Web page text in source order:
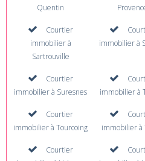
Quentin
Courtier
immobilier à
Sartrouville
immobilier à
Courtier
immobilier à Suresnes
immobilier à
Courtier
immobilier à Tourcoing
immobilier à
Courtier